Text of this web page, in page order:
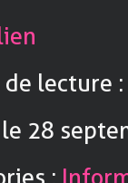
lecture :
le 28